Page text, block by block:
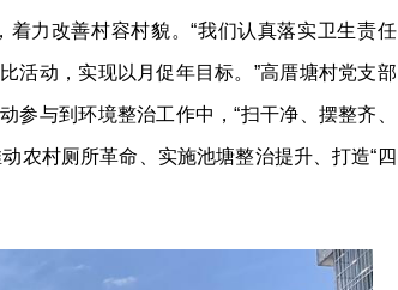
着力改善村容村貌。“我们认真落实卫生责任
活动，实现以月促年目标。”高厝塘村党支部
与到环境整治工作中，“扫干净、摆整齐、
农村厕所革命、实施池塘整治提升、打造“四